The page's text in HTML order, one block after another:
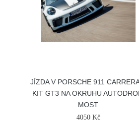
JÍZDA V PORSCHE 911
KIT GT3 NA OKRUHU
MOST
4050 Kč